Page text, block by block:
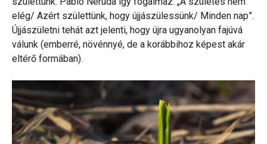
elég/ Azért születtünk, hogy újjászülessünk/ Minden nap”.
Újjászületni tehát azt jelenti, hogy újra ugyanolyan fajúvá
válunk (emberré, növénnyé, de a korábbihoz képest akár
eltérő formában).